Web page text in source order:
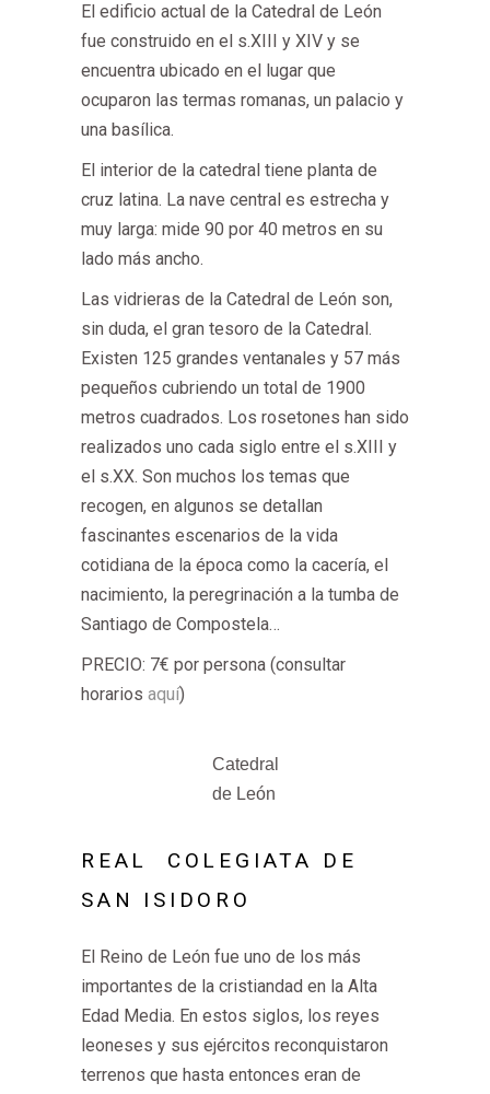
El edificio actual de la Catedral de León
fue construido en el s.XIII y XIV y se
encuentra ubicado en el lugar que
ocuparon las termas romanas, un palacio y
una basílica.
El interior de la catedral tiene planta de
cruz latina. La nave central es estrecha y
muy larga: mide 90 por 40 metros en su
lado más ancho.
Las vidrieras de la Catedral de León son,
sin duda, el gran tesoro de la Catedral.
Existen 125 grandes ventanales y 57 más
pequeños cubriendo un total de 1900
metros cuadrados. Los rosetones han sido
realizados uno cada siglo entre el s.XIII y
el s.XX. Son muchos los temas que
recogen, en algunos se detallan
fascinantes escenarios de la vida
cotidiana de la época como la cacería, el
nacimiento, la peregrinación a la tumba de
Santiago de Compostela…
PRECIO: 7€ por persona (consultar
horarios aquí)
Catedral
de León
REAL COLEGIATA DE
SAN ISIDORO
El Reino de León fue uno de los más
importantes de la cristiandad en la Alta
Edad Media. En estos siglos, los reyes
leoneses y sus ejércitos reconquistaron
terrenos que hasta entonces eran de